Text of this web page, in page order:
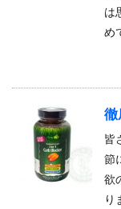
は
め
徹
皆
節
欲
り